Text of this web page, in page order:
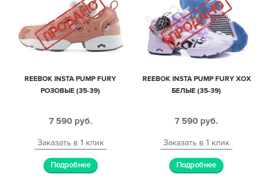
REEBOK INSTA PUMP FURY
РОЗОВЫЕ (35-39)
7 590 руб.
Заказать в 1 клик
Подробнее
REEBOK INSTA PUMP FURY XOX
БЕЛЫЕ (35-39)
7 590 руб.
Заказать в 1 клик
Подробнее